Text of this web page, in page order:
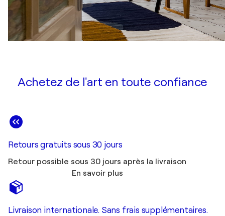
Achetez de l'art en toute confiance
Retours gratuits sous 30 jours
Retour possible sous 30 jours après la livraison
En savoir plus
Livraison internationale. Sans frais supplémentaires.